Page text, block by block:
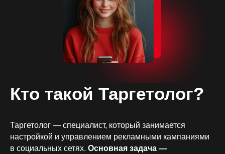
Кто такой Таргетолог?
Таргетолог — специалист, который занимается
настройкой и управлением рекламными кампаниями
в социальных сетях. Основная задача —